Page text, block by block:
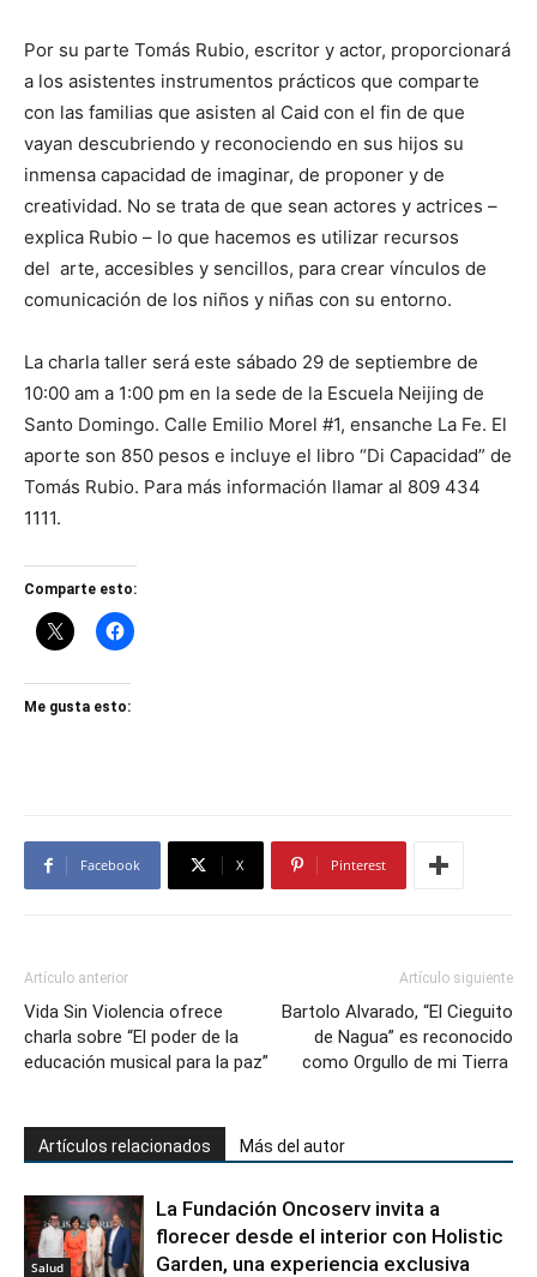
Por su parte Tomás Rubio, escritor y actor, proporcionará
a los asistentes instrumentos prácticos que comparte
con las familias que asisten al Caid con el fin de que
vayan descubriendo y reconociendo en sus hijos su
inmensa capacidad de imaginar, de proponer y de
creatividad. No se trata de que sean actores y actrices –
explica Rubio – lo que hacemos es utilizar recursos
del arte, accesibles y sencillos, para crear vínculos de
comunicación de los niños y niñas con su entorno.
La charla taller será este sábado 29 de septiembre de
10:00 am a 1:00 pm en la sede de la Escuela Neijing de
Santo Domingo. Calle Emilio Morel #1, ensanche La Fe. El
aporte son 850 pesos e incluye el libro “Di Capacidad” de
Tomás Rubio. Para más información llamar al 809 434
1111.
Comparte esto:
Me gusta esto:
Facebook X Pinterest
Artículo anterior
Vida Sin Violencia ofrece
charla sobre “El poder de la
educación musical para la paz”
Artículo siguiente
Bartolo Alvarado, “El Cieguito
de Nagua” es reconocido
como Orgullo de mi Tierra
Artículos relacionados Más del autor
Salud
La Fundación Oncoserv invita a
florecer desde el interior con Holistic
Garden, una experiencia exclusiva